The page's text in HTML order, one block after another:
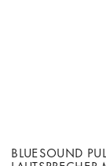
BLUESOUND